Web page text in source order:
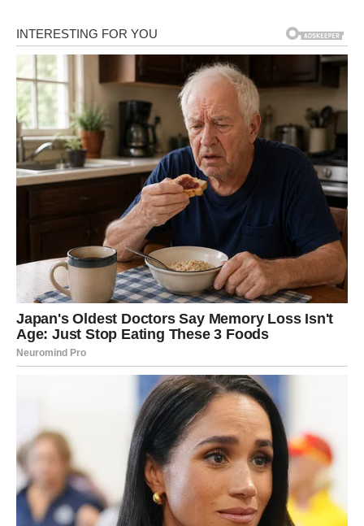
svim sferama. Nedavno je privukao pozornost svojim
kreativnim, ali pomalo šašavim videima, u kojima iskače iz
hladnjaka kako bi nagovorio ljude da glasaju za njega. Iako je
ova reklama bezbrižna, čini se da je učinkovita. Kao i obitelj
svakog političara, i njegova je obitelj često na meti medijske i
javne pozornosti, pa se nastoje držati po strani. Vučićeva
sadašnja supruga Tamara Vučić također je poznata javnosti
građanima, no javne nastupe radije izbjegava.
Uz punu svijest o negativnom ispitivanju koje dolazi s
profesijom njezina supruga, ona se svjesno trudi distancirati od
nje. Trenutno je zaposlena kao savjetnica u Ministarstvu i
aktivno sudjeluje u inicijativama za pomoć marginaliziranim
programima ili vijestima koje se odnose na njezina supruga.
Nadaleko je poznata po svojoj elegantnoj i ekstravagantnoj
odjeći koja odaje dojam sofisticiranosti i profinjenosti. Ipak,
mnoge je iznenadilo kada su je ugledali odjevenu u ležernu